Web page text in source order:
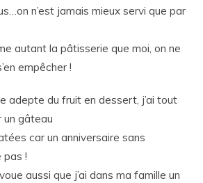
n’est jamais mieux servi que par
autant la pâtisserie que moi, on ne
empêcher !
adepte du fruit en dessert, j’ai tout
un gâteau
car un anniversaire sans
pas !
aussi que j’ai dans ma famille un